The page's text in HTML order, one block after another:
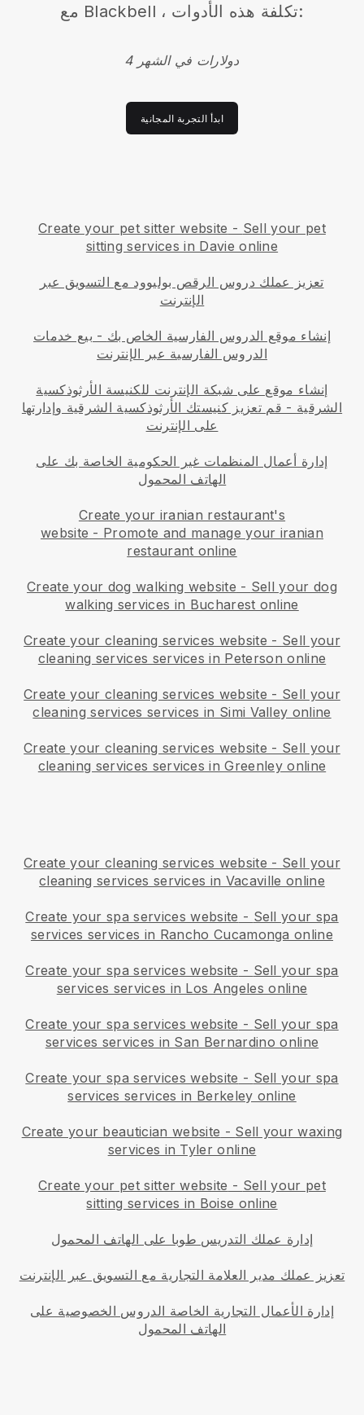
مع Blackbell ، تكلفة هذه الأدوات:
4 دولارات في الشهر
ابدأ التجربة المجانية
Create your pet sitter website - Sell your pet
sitting services in Davie online
تعزيز عملك دروس الرقص بوليوود مع التسويق عبر
الإنترنت
إنشاء موقع الدروس الفارسية الخاص بك - بيع خدمات
الدروس الفارسية عبر الإنترنت
إنشاء موقع على شبكة الإنترنت للكنيسة الأرثوذكسية
الشرقية - قمتعزيز كنيستك الأرثوذكسية الشرقية وإدارتها
على الإنترنت
إدارة أعمال المنظمات غير الحكومية الخاصة بك على
الهاتف المحمول
Create your iranian restaurant's
website - Promote and manage your iranian
restaurant online
Create your dog walking website - Sell your dog
walking services in Bucharest online
Create your cleaning services website - Sell your
cleaning services services in Peterson online
Create your cleaning services website - Sell your
cleaning services services in Simi Valley online
Create your cleaning services website - Sell your
cleaning services services in Greenley online
Create your cleaning services website - Sell your
cleaning services services in Vacaville online
Create your spa services website - Sell your spa
services services in Rancho Cucamonga online
Create your spa services website - Sell your spa
services services in Los Angeles online
Create your spa services website - Sell your spa
services services in San Bernardino online
Create your spa services website - Sell your spa
services services in Berkeley online
Create your beautician website - Sell your waxing
services in Tyler online
Create your pet sitter website - Sell your pet
sitting services in Boise online
إدارة عملك التدريس طوبا على الهاتف المحمول
تعزيز عملك مدير العلامة التجارية مع التسويق عبر الإنترنت
إدارة الأعمال التجارية الخاصة الدروس الخصوصية على
الهاتف المحمول